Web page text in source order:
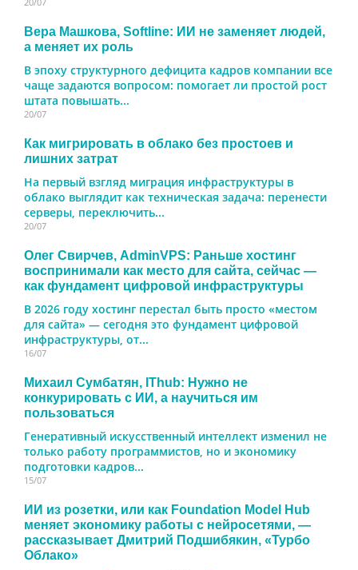
Вера Машкова, Softline: ИИ не заменяет людей,
а меняет их роль
В эпоху структурного дефицита кадров компании все
чаще задаются вопросом: помогает ли простой рост
штата повышать...
20/07
Как мигрировать в облако без простоев и
лишних затрат
На первый взгляд миграция инфраструктуры в
облако выглядит как техническая задача: перенести
серверы, переключить...
20/07
Олег Свирчев, AdminVPS: Раньше хостинг
воспринимали как место для сайта, сейчас —
как фундамент цифровой инфраструктуры
В 2026 году хостинг перестал быть просто «местом
для сайта» — сегодня это фундамент цифровой
инфраструктуры, от...
16/07
Михаил Сумбатян, IThub: Нужно не
конкурировать с ИИ, а научиться им
пользоваться
Генеративный искусственный интеллект изменил не
только работу программистов, но и экономику
подготовки кадров...
15/07
ИИ из розетки, или как Foundation Model Hub
меняет экономику работы с нейросетями, —
рассказывает Дмитрий Подшибякин, «Турбо
Облако»